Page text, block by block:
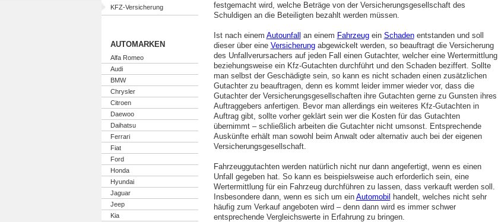
KFZ-Versicherung
AUTOMARKEN
Alfa Romeo
Audi
BMW
Chrysler
Citroen
Daewoo
Daihatsu
Ferrari
Fiat
Ford
Honda
Hyundai
Jaguar
Jeep
Kia
festgemacht wird, welche Beträge von der Versicherungsgesellschaft des
Schuldigen an die Beteiligten bezahlt werden müssen.
Ist nach einem Autounfall an einem Fahrzeugein Schadenentstanden und soll
dieser über eine Versicherungabgewickelt werden, so beauftragt die Versicherung
des Unfallverursachers auf jeden Fall einen Gutachter, welcher eine Wertermittlung
beziehungsweise ein Kfz-Gutachten durchführt und den Schaden beziffert. Sollte
man selbst der Geschädigte sein, so kann es nicht schaden einen zusätzlichen
Gutachter zu beauftragen, denn es kommt leider immer wieder vor, dass die
Gutachter der Versicherungsgesellschaften ihre Gutachten gerne zu Gunsten ihres
Auftraggebers anfertigen. Bevor man allerdings ein weiteres Kfz-Gutachten in
Auftrag gibt, sollte vorher geklärt sein wer die Kosten für das Gutachten
übernimmt – schließlich arbeiten die Gutachter nicht umsonst. Entsprechende
Auskünfte erhält man sowohl beim Anwalt oder alternativ auch bei der eigenen
Versicherungsgesellschaft.
Fahrzeuggutachten werden natürlich nicht nur dann angefertigt, wenn es einen
Unfall gegeben hat. So kann es beispielsweise auch erforderlich sein, eine
Wertermittlung für ein Fahrzeug durchführen zu lassen, dass verkauft werden soll.
Insbesondere dann, wenn es sich um ein Automobil
handelt, welches nicht sehr
häufig zum Verkauf angeboten wird – denn dann wird es immer schwer
entsprechende Vergleichswerte in Erfahrung zu bringen.